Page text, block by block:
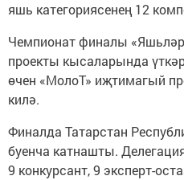
яшь категориясенең 12
Чемпионат финалы
проекты кысаларында
өчен «МолоТ» иҗтимагый
килә.
Финалда Татарстан
буенча катнашты.
9 конкурсант, 9 эксперт-